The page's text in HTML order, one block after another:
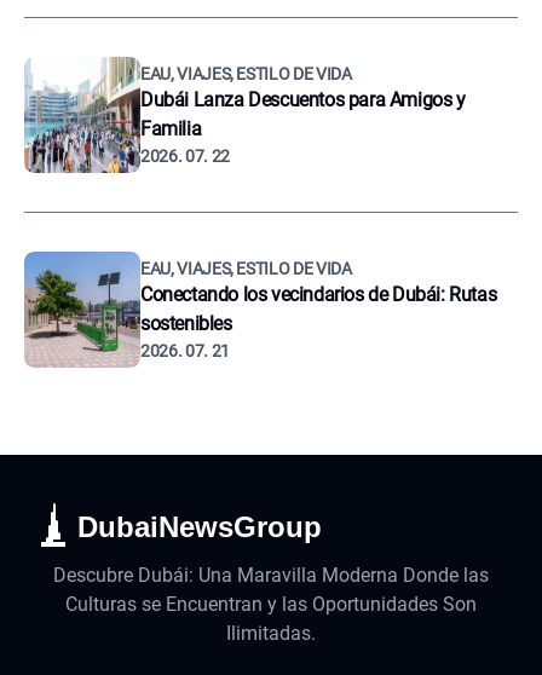
EAU, VIAJES, ESTILO DE VIDA
Dubái Lanza Descuentos para Amigos y
Familia
2026. 07. 22
EAU, VIAJES, ESTILO DE VIDA
Conectando los vecindarios de Dubái: Rutas
sostenibles
2026. 07. 21
DubaiNewsGroup
Descubre Dubái: Una Maravilla Moderna Donde las
Culturas se Encuentran y las Oportunidades Son
Ilimitadas.